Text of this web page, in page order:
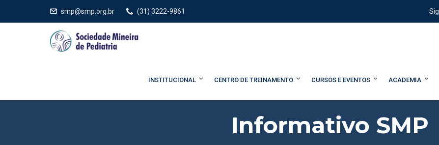
smp@smp.org.br (31) 3222-9861
INSTITUCIONAL CENTRO DE TREINAMENTO CURSOS E EVENTOS ACADEMIA
Informativo SMP